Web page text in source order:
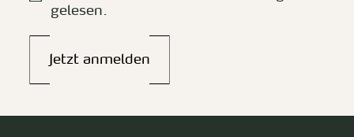
gelesen.
Jetzt anmelden